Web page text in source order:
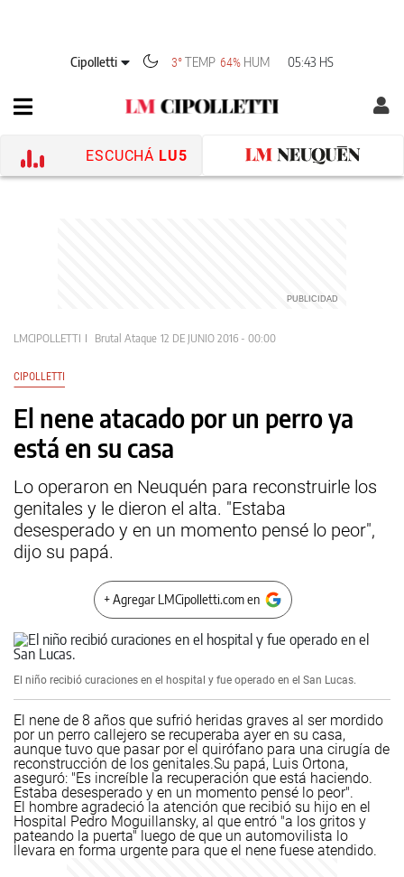
Cipolletti 3° TEMP 64% HUM 05:43 HS
ESCUCHÁ LU5
LMCIPOLLETTI Brutal Ataque 12 DE JUNIO 2016 - 00:00
CIPOLLETTI
El nene atacado por un perro ya
está en su casa
Lo operaron en Neuquén para reconstruirle los
genitales y le dieron el alta. "Estaba
desesperado y en un momento pensé lo peor",
dijo su papá.
+ Agregar LMCipolletti.com en
El niño recibió curaciones en el hospital y fue operado en el San Lucas.
El nene de 8 años que sufrió heridas graves al ser mordido
por un perro callejero se recuperaba ayer en su casa,
aunque tuvo que pasar por el quirófano para una cirugía de
reconstrucción de los genitales.Su papá, Luis Ortona,
aseguró: "Es increíble la recuperación que está haciendo.
Estaba desesperado y en un momento pensé lo peor".
El hombre agradeció la atención que recibió su hijo en el
Hospital Pedro Moguillansky, al que entró "a los gritos y
pateando la puerta" luego de que un automovilista lo
llevara en forma urgente para que el nene fuese atendido.